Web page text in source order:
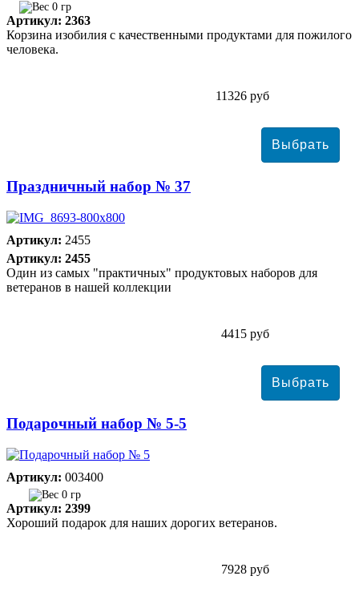
0 гр
Артикул: 2363
Корзина изобилия с качественными продуктами для пожилого
человека.
11326 руб
Праздничный набор № 37
Артикул: 2455
Артикул: 2455
Один из самых "практичных" продуктовых наборов для
ветеранов в нашей коллекции
4415 руб
Подарочный набор № 5-5
Артикул: 003400
0 гр
Артикул: 2399
Хороший подарок для наших дорогих ветеранов.
7928 руб